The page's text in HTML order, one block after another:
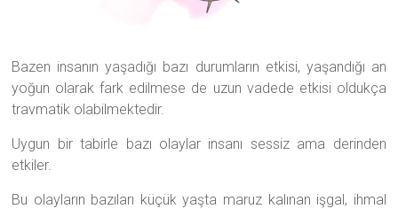
Bazen insanın yaşadığı bazı durumların etkisi, yaşandığı an
yoğun olarak fark edilmese de uzun vadede etkisi oldukça
travmatik olabilmektedir.
Uygun bir tabirle bazı olaylar insanı sessiz ama derinden
etkiler.
Bu olayların bazıları küçük yaşta maruz kalınan işgal, ihmal